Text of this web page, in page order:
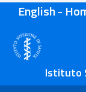
English -
Istituto